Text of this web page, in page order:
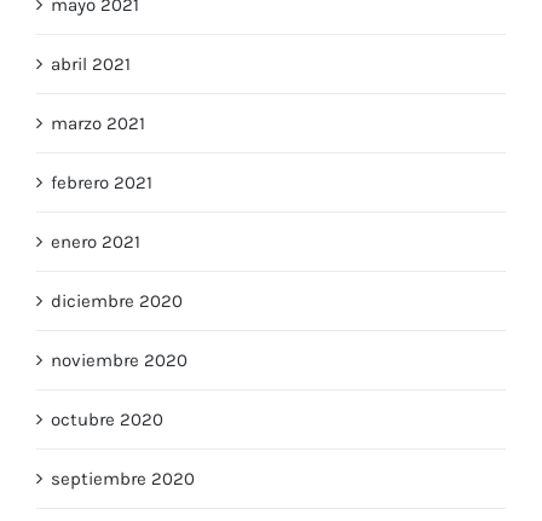
mayo 2021
abril 2021
marzo 2021
febrero 2021
enero 2021
diciembre 2020
noviembre 2020
octubre 2020
septiembre 2020